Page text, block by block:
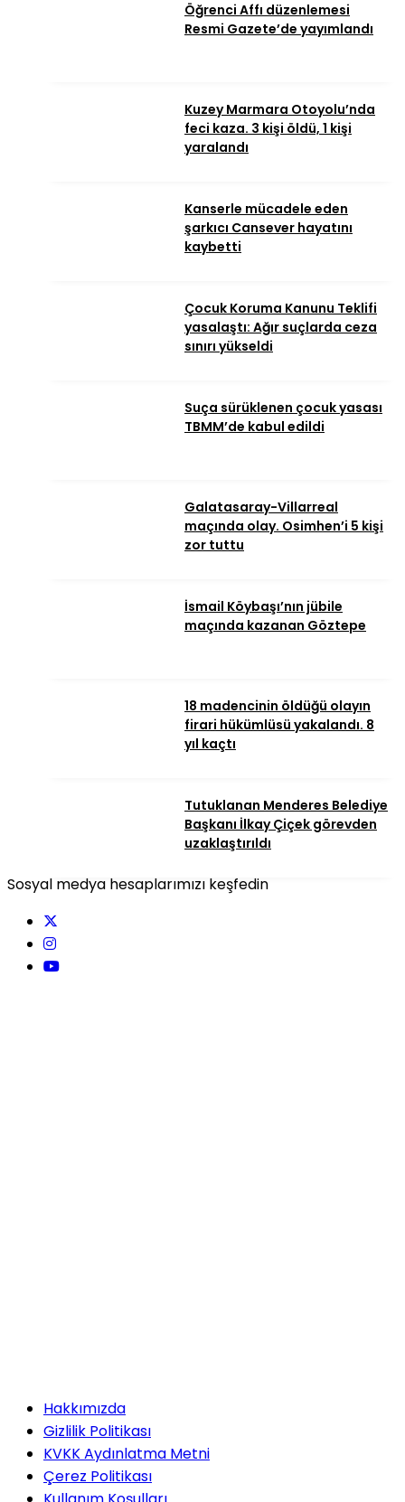
Öğrenci Affı düzenlemesi
Resmi Gazete’de yayımlandı
Kuzey Marmara Otoyolu’nda
feci kaza. 3 kişi öldü, 1 kişi
yaralandı
Kanserle mücadele eden
şarkıcı Cansever hayatını
kaybetti
Çocuk Koruma Kanunu Teklifi
yasalaştı: Ağır suçlarda ceza
sınırı yükseldi
Suça sürüklenen çocuk yasası
TBMM’de kabul edildi
Galatasaray-Villarreal
maçında olay. Osimhen’i 5 kişi
zor tuttu
İsmail Köybaşı’nın jübile
maçında kazanan Göztepe
18 madencinin öldüğü olayın
firari hükümlüsü yakalandı. 8
yıl kaçtı
Tutuklanan Menderes Belediye
Başkanı İlkay Çiçek görevden
uzaklaştırıldı
Sosyal medya hesaplarımızı keşfedin
Hakkımızda
Gizlilik Politikası
KVKK Aydınlatma Metni
Çerez Politikası